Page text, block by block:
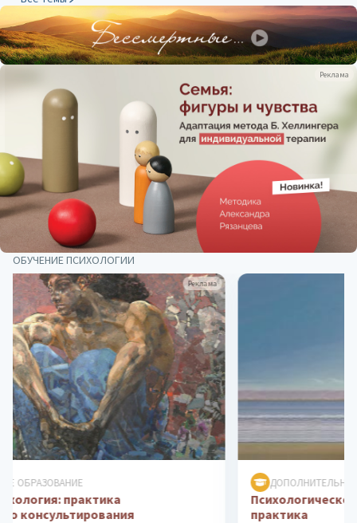
Реклама
ОБУЧЕНИЕ ПСИХОЛОГИИ
ДОПОЛНИТЕЛЬНОЕ ОБРАЗОВАНИЕ
Психологическое консультирование: теория и
практика